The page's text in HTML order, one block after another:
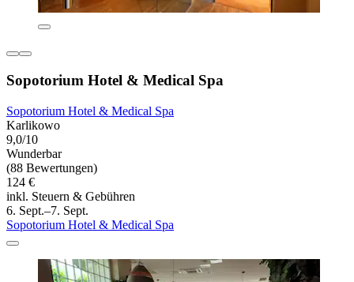
Sopotorium Hotel & Medical Spa
Sopotorium Hotel & Medical Spa
Karlikowo
9,0/10
Wunderbar
(88 Bewertungen)
124 €
inkl. Steuern & Gebühren
6. Sept.–7. Sept.
Sopotorium Hotel & Medical Spa